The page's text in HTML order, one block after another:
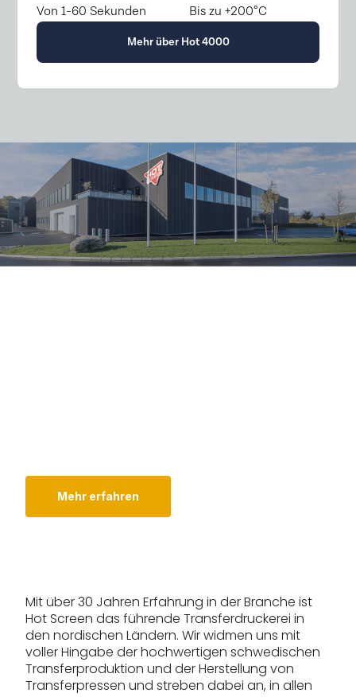
Von 1-60 Sekunden
Bis zu +200°C
Mehr über Hot 4000
Mehr erfahren
Mit über 30 Jahren Erfahrung in der Branche ist
Hot Screen das führende Transferdruckerei in
den nordischen Ländern. Wir widmen uns mit
voller Hingabe der hochwertigen schwedischen
Transferproduktion und der Herstellung von
Transferpressen und streben dabei an, in allen